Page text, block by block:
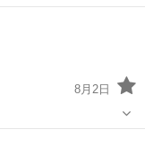
用品、こども用品、
が無料でまとめて持
8月2日